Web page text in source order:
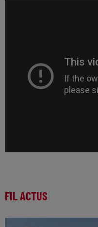
FIL ACTUS